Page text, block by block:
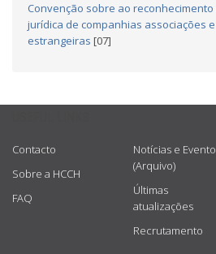
Convenção sobre ao
jurídica de companhias associações
estrangeiras [07]
Contacto
Sobre a HCCH
FAQ
Notícias e
(Arquivo)
Últimas
atualizações
Recrutamento